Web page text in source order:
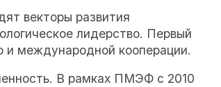
векторы развития
лидерство. Первый
и международной кооперации.
В рамках ПМЭФ с 2010